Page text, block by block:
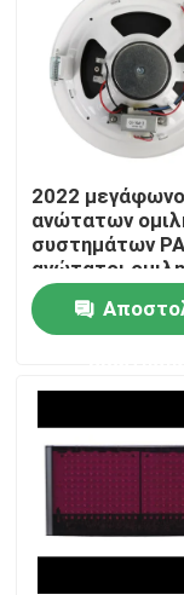
Προϊόντα
Βίντεο
2022
ανώτατων
συστημάτων
ανώτατοι
1.5W-3W-6W